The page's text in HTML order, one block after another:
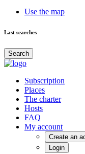
Use the map
Last searches
Search
Subscription
Places
The charter
Hosts
FAQ
My account
Create an
Login